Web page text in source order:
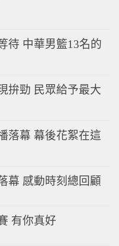
待 中華男籃13名的
拚勁 民眾給予最大
落幕 幕後花絮在這
幕 感動時刻總回顧
有你真好